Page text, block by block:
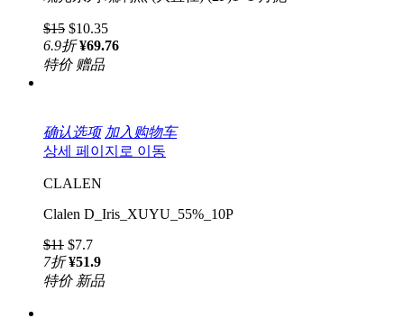
$15 $10.35
6.9折 ¥69.76
特价 赠品
确认选项 加入购物车
상세 페이지로 이동
CLALEN
Clalen D_Iris_XUYU_55%_10P
$11 $7.7
7折 ¥51.9
特价 新品